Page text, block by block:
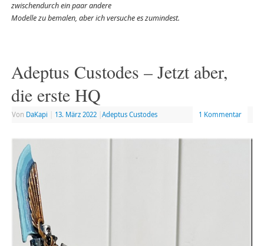
zwischendurch ein paar andere
Modelle zu bemalen, aber ich versuche es zumindest.
Adeptus Custodes – Jetzt aber,
die erste HQ
Von DaKapi 13. März 2022 Adeptus Custodes 1 Kommentar